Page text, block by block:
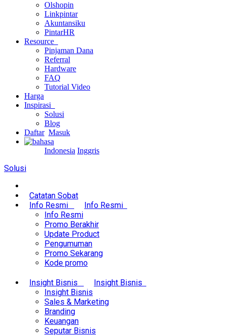
Olshopin
Linkpintar
Akuntansiku
PintarHR
Resource
Pinjaman Dana
Referral
Hardware
FAQ
Tutorial Video
Harga
Inspirasi
Solusi
Blog
Daftar Masuk
Indonesia Inggris
Solusi
Catatan Sobat
Info Resmi
Info Resmi
Info Resmi
Promo Berakhir
Update Product
Pengumuman
Promo Sekarang
Kode promo
Insight Bisnis
Insight Bisnis
Insight Bisnis
Sales & Marketing
Branding
Keuangan
Seputar Bisnis